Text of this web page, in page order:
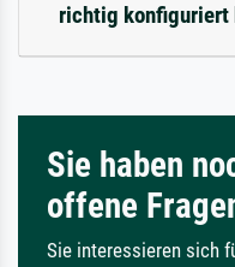
richtig konfiguriert
Sie haben
offene
Sie interessieren sich